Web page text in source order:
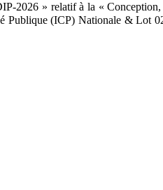
2026 » relatif à la «
Publique (ICP) Nationale &Lot